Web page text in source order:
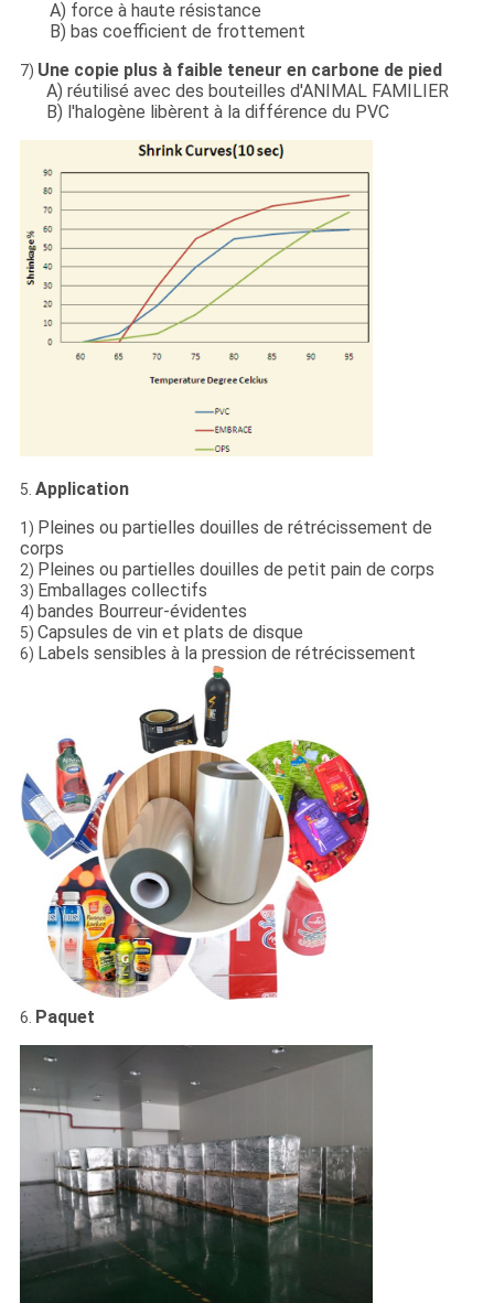
A) force à haute résistance
B) bas coefficient de frottement
7) Une copie plus à faible teneur en carbone de pied
A) réutilisé avec des bouteilles d'ANIMAL FAMILIER
B) l'halogène libèrent à la différence du PVC
5. Application
1) Pleines ou partielles douilles de rétrécissement de
corps
2) Pleines ou partielles douilles de petit pain de corps
3) Emballages collectifs
4) bandes Bourreur-évidentes
5) Capsules de vin et plats de disque
6) Labels sensibles à la pression de rétrécissement
6. Paquet